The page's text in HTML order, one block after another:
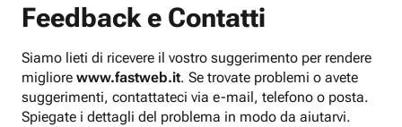
Feedback e Contatti
Siamo lieti di ricevere il vostro suggerimento per rendere
migliore www.fastweb.it. Se trovate problemi o avete
suggerimenti, contattateci via e-mail, telefono o posta.
Spiegate i dettagli del problema in modo da aiutarvi.